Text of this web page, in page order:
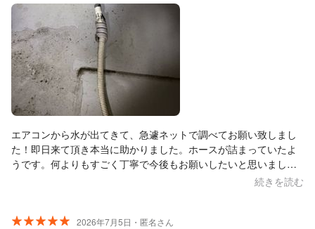
エアコンから水が出てきて、急遽ネットで調べてお願い致しまし
た！即日来て頂き本当に助かりました。ホースが詰まっていたよ
うです。何よりもすごく丁寧で今後もお願いしたいと思いまし
続きを読む
2026年7月5日・匿名さん